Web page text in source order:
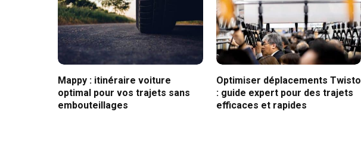
Mappy : itinéraire voiture
optimal pour vos trajets sans
embouteillages
Optimiser déplacements Twisto
: guide expert pour des trajets
efficaces et rapides